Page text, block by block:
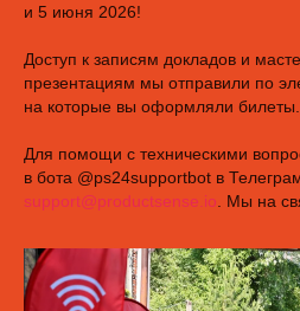
и 5 июня 2026!
Доступ к записям докладов и
презентациям мы отправили по
на которые вы оформляли билеты.
Для помощи с техническими
в бота @ps24supportbot в
support@productsense.io . Мы на